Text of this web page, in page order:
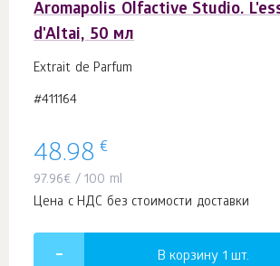
Aromapolis Olfactive Studio.
d'Altai, 50 мл
Extrait de Parfum
#411164
48.98 €
97.96€ / 100 ml
Цена с НДС без стоимости доставки
В корзину 1 шт.